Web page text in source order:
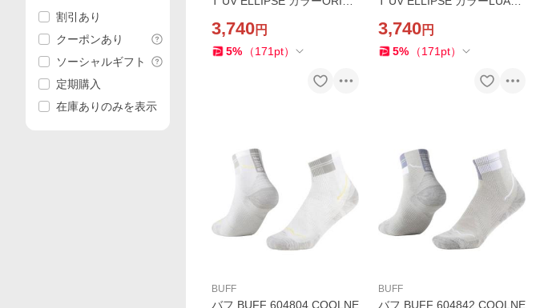
UPF50 ランニング ジム ヨガ
ストレッチ スポーツ
3,740円
5% （171 pt）
バンド UPF50 ランニング ジ
ム ヨガ ストレッチ スポーツ
3,740円
5% （171 pt）
BUFF
バフ BUFF 604804 COOLNE
BUFF
バフ BUFF 604842 COOLNE
割引あり
クーポンあり
ソーシャルギフト
定期購入
在庫ありのみを表示